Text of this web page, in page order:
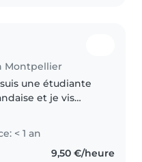
Montpellier
une étudiante
et je vis
les enfants
contextes...
< 1 an
9,50 €/heure